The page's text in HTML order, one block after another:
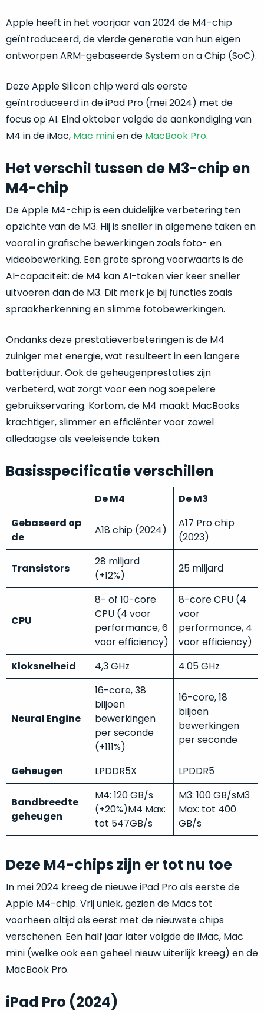
Apple heeft in het voorjaar van 2024 de M4-chip
geïntroduceerd, de vierde generatie van hun eigen
ontworpen ARM-gebaseerde System on a Chip (SoC).
Deze Apple Silicon chip werd als eerste
geïntroduceerd in de iPad Pro (mei 2024) met de
focus op AI. Eind oktober volgde de aankondiging van
M4 in de iMac, Mac minien de MacBook Pro.
Het verschil tussen de M3-chip en
M4-chip
De Apple M4-chip is een duidelijke verbetering ten
opzichte van de M3. Hij is sneller in algemene taken en
vooral in grafische bewerkingen zoals foto- en
videobewerking. Een grote sprong voorwaarts is de
AI-capaciteit: de M4 kan AI-taken vier keer sneller
uitvoeren dan de M3. Dit merk je bij functies zoals
spraakherkenning en slimme fotobewerkingen.
Ondanks deze prestatieverbeteringen is de M4
zuiniger met energie, wat resulteert in een langere
batterijduur. Ook de geheugenprestaties zijn
verbeterd, wat zorgt voor een nog soepelere
gebruikservaring. Kortom, de M4 maakt MacBooks
krachtiger, slimmer en efficiënter voor zowel
alledaagse als veeleisende taken.
Basisspecificatie verschillen
De M4
De M3
Gebaseerd op
de
A18 chip (2024)
A17 Pro chip
(2023)
Transistors
28 miljard
(+12%)
25 miljard
CPU
8- of 10-core
CPU (4 voor
performance, 6
voor efficiency)
8-core CPU (4
voor
performance, 4
voor efficiency)
Kloksnelheid
4,3 GHz 4.05 GHz
Neural Engine
16-core, 38
biljoen
bewerkingen
per seconde
(+111%)
16-core, 18
biljoen
bewerkingen
per seconde
Geheugen LPDDR5X LPDDR5
Bandbreedte
geheugen
M4: 120 GB/s
(+20%)M4 Max:
tot 547GB/s
M3: 100 GB/sM3
Max: tot 400
GB/s
Deze M4-chips zijn er tot nu toe
In mei 2024 kreeg de nieuwe iPad Pro als eerste de
Apple M4-chip. Vrij uniek, gezien de Macs tot
voorheen altijd als eerst met de nieuwste chips
verschenen. Een half jaar later volgde de iMac, Mac
mini (welke ook een geheel nieuw uiterlijk kreeg) en de
MacBook Pro.
iPad Pro (2024)
als
“ongebruikt,
doos
eenmalig
zijn
varianten
van
onze
nieuw
selectie:
volledige
scherpe
prijs.
Zo
bespaar
je
slim,
concessies
doen
aan
kwaliteit.
Hier
je
welke
wij
bij
producten
gebruiken.
nieuw
–
nauwelijks
voordeel.
product
is
‘customer
return’.
Kort
en
de
retourperiode
teruggestuurd.
Dus
niks
refurbished,
Simpelweg
juiste
MacBook
te
Zeker
wanneer
je
eigenlijk
niet
weet
waar
je
moet
beginnen.
Wat
heb
je
nou
precies
nodig?
We
hebben
inmiddels
zoveel
verschillende
klanten
voorzien
van
MacBook
dat
we
voor
welk
gebruiksdoel
een
Mac
geschikt
van
echteklantervaringentref
onze
Onze
favoriet
Dit
biedt
beste
‘all-
round’
pakket
binnen
de
categorie.
is